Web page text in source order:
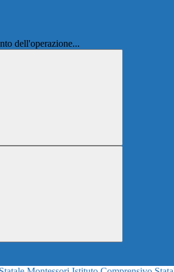
dell'operazione...